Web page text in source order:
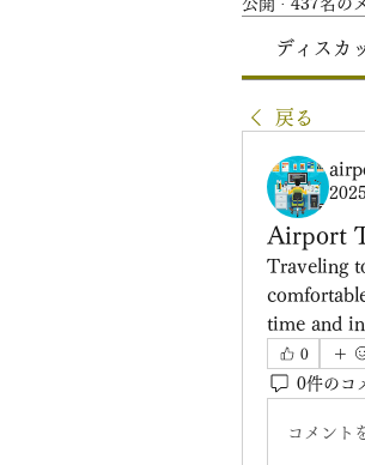
公開 · 437名の
ディスカ
戻る
Airport
Traveling
time and
0
0件のコ
コメント